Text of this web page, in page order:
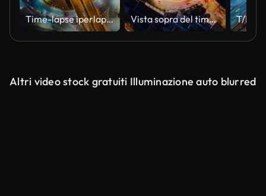
Time-lapse iperlapse in alto del traffico automobilistico alla rotatoria circolare, drone UHD 4K zoom indietro colpo aereo. Trasporto terrestre, paesaggio urbano o concetto avanzato di tecnologia dei trasporti Vista sopra del timelapse del traffico futuristico
Altri video stock gratuiti Illuminazione auto blurred